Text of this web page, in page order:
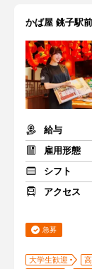
かば屋 銚子駅
給与
雇用形態
シフト
アクセス
急募
大学生歓迎